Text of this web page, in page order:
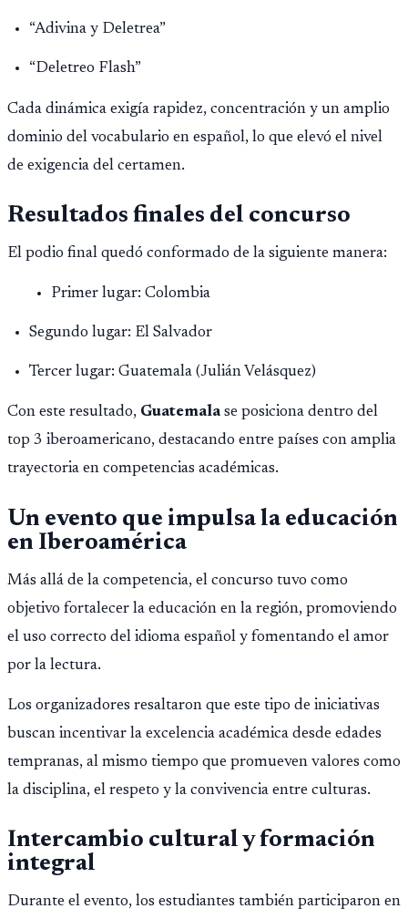
“Adivina y Deletrea”
“Deletreo Flash”
Cada dinámica exigía rapidez, concentración y un amplio
dominio del vocabulario en español, lo que elevó el nivel
de exigencia del certamen.
Resultados finales del concurso
El podio final quedó conformado de la siguiente manera:
Primer lugar: Colombia
Segundo lugar: El Salvador
Tercer lugar: Guatemala (Julián Velásquez)
Con este resultado, Guatemalase posiciona dentro del
top 3 iberoamericano, destacando entre países con amplia
trayectoria en competencias académicas.
Un evento que impulsa la educación
en Iberoamérica
Más allá de la competencia, el concurso tuvo como
objetivo fortalecer la educación en la región, promoviendo
el uso correcto del idioma español y fomentando el amor
por la lectura.
Los organizadores resaltaron que este tipo de iniciativas
buscan incentivar la excelencia académica desde edades
tempranas, al mismo tiempo que promueven valores como
la disciplina, el respeto y la convivencia entre culturas.
Intercambio cultural y formación
integral
Durante el evento, los estudiantes también participaron en